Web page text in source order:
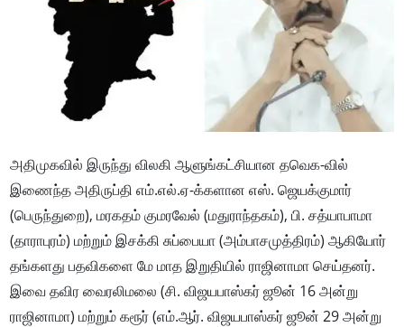
அதிமுகவில் இருந்து விலகி ஆளுங்கட்சியான தவெக-வில்
இணைந்த அதிருப்தி எம்.எல்.ஏ-க்களான எஸ். ஜெயக்குமார்
(பெருந்துறை), மரகதம் குமரவேல் (மதுராந்தகம்), பி. சத்யாபாமா
(தாராபுரம்) மற்றும் இசக்கி சுப்பையா (அம்பாசமுத்திரம்) ஆகியோர்
தங்களது பதவிகளை மே மாத இறுதியில் ராஜினாமா செய்தனர்.
இவை தவிர வைரலிமலை (சி. விஜயபாஸ்கர் ஜூன் 16 அன்று
ராஜினாமா) மற்றும் கரூர் (எம்.ஆர். விஜயபாஸ்கர் ஜூன் 29 அன்று